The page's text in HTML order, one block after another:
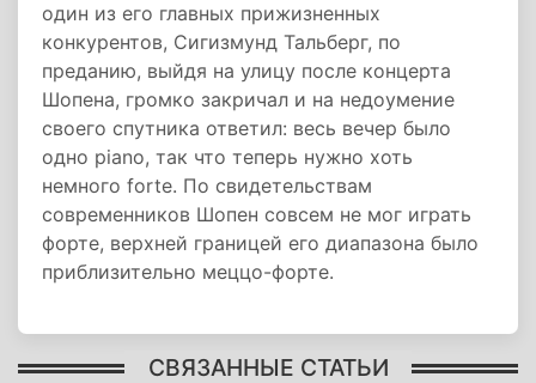
один из его главных прижизненных
конкурентов, Сигизмунд Тальберг, по
преданию, выйдя на улицу после концерта
Шопена, громко закричал и на недоумение
своего спутника ответил: весь вечер было
одно piano, так что теперь нужно хоть
немного forte. По свидетельствам
современников Шопен совсем не мог играть
форте, верхней границей его диапазона было
приблизительно меццо-форте.
СВЯЗАННЫЕ СТАТЬИ